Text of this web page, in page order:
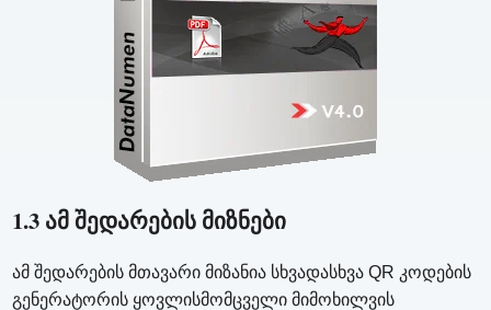
1.3 ამ შედარების მიზნები
ამ შედარების მთავარი მიზანია სხვადასხვა QR კოდების
გენერატორის ყოვლისმომცველი მიმოხილვის